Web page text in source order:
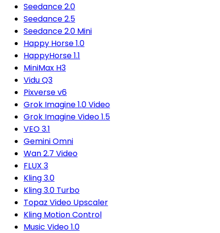
Seedance 2.0
Seedance 2.5
Seedance 2.0 Mini
Happy Horse 1.0
HappyHorse 1.1
MiniMax H3
Vidu Q3
Pixverse v6
Grok Imagine 1.0 Video
Grok Imagine Video 1.5
VEO 3.1
Gemini Omni
Wan 2.7 Video
FLUX 3
Kling 3.0
Kling 3.0 Turbo
Topaz Video Upscaler
Kling Motion Control
Music Video 1.0